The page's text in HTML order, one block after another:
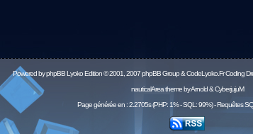
Powered byphpBBLyoko Edition © 2001, 2007 phpBB Group & CodeLyoko.Fr Coding
nauticalArea theme by Arnold & CyberjujuM
Page générée en : 2.2705s (PHP: 1% - SQL: 99%) - Requêtes